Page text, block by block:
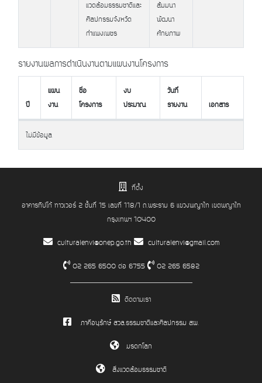
แวดล้อมธรรมชาติและ
ศิลปกรรมจังหวัด
กำแพงเพชร
สัมมนา
พัฒนา
ศักยภาพ
รายงานผลการดำเนินงานตามแผนงานโครงการ
ปี
แผน
งาน
ชื่อ
โครงการ
งบ
ประมาณ
วันที่
รายงาน
เอกสาร
ไม่มีข้อมูล
ที่ตั้ง
อาคารทิปโก้ ทาวเวอร์ 2 ชั้นที่ 15 เลขที่ 118/1 ถ.พระราม 6 แขวงพญาไท เขตพญาไท
กรุงเทพฯ 10400
culturalenvi@onep.go.th culturalenvi@gmail.com
02 265 6500 ต่อ 6755 02 265 6582
ติดตามเรา
ภาคีอนุรักษ์ สวล.ธรรมชาติและศิลปกรรม สผ.
มรดกโลก
สิ่งแวดล้อมธรรมชาติ